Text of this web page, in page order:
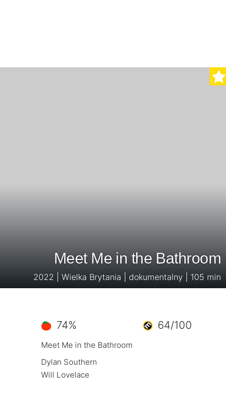
Meet Me in the Bathroom
2022 | Wielka Brytania | dokumentalny | 105 min
74% 64/100
Meet Me in the Bathroom
Dylan Southern
Will Lovelace